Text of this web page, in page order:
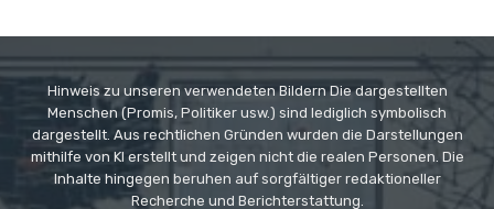
Hinweis zu unseren verwendeten Bildern Die dargestellten
Menschen (Promis, Politiker usw.) sind lediglich symbolisch
dargestellt. Aus rechtlichen Gründen wurden die Darstellungen
mithilfe von KI erstellt und zeigen nicht die realen Personen. Die
Inhalte hingegen beruhen auf sorgfältiger redaktioneller
Recherche und Berichterstattung.